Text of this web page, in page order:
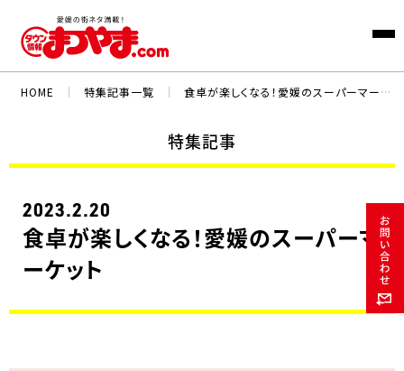
HOME ｜ 特集記事一覧 ｜ 食卓が楽しくなる！愛媛のスーパーマーケット
特集記事
2023.2.20
食卓が楽しくなる！愛媛のスーパーマ
ーケット